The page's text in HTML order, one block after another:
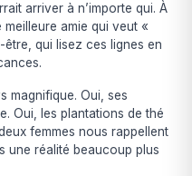
arriver à n’importe qui. À
amie qui veut «
qui lisez ces lignes en
magnifique. Oui, ses
Oui, les plantations de thé
femmes nous rappellent
une réalité beaucoup plus